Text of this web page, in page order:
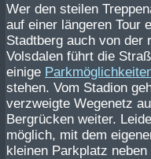
Wer den steilen
auf einer längeren Tour
Stadtberg auch von der
Volsdalen führt die
einige
stehen. Vom Stadion
verzweigte Wegenetz
Bergrücken weiter.
möglich, mit dem
kleinen Parkplatz